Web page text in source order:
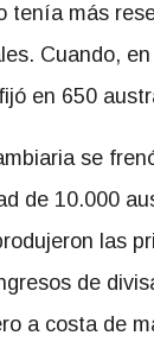
tenía más
Cuando,
en 650
se
de 10.000
las
de
a costa de